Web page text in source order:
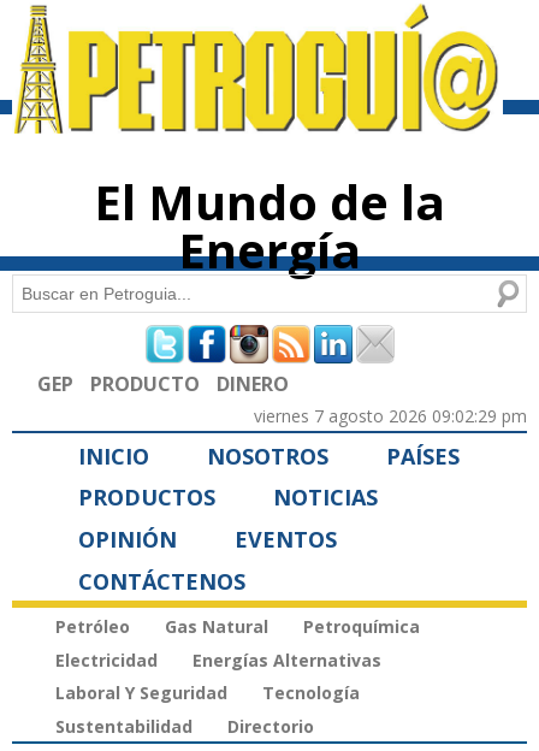
contenido
El Mundo de la
Energía
Formulario de búsqueda
Buscar
GEP PRODUCTO DINERO
viernes 7 agosto 2026 09:02:29 pm
INICIO NOSOTROS
PAÍSES
PRODUCTOS
NOTICIAS
OPINIÓN
EVENTOS
CONTÁCTENOS
Petróleo Gas Natural
Petroquímica
Electricidad
Energías Alternativas
Laboral Y Seguridad
Tecnología
Sustentabilidad
Directorio